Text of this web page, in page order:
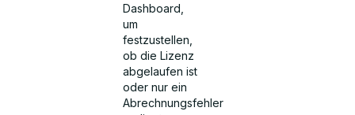
Dashboard,
um
festzustellen,
ob die Lizenz
abgelaufen ist
oder nur ein
Abrechnungsfehler